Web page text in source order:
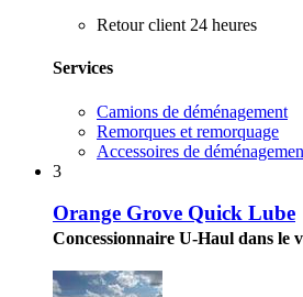
Retour client 24 heures
Services
Camions de déménagement
Remorques et remorquage
Accessoires de
3
Orange Grove Quick Lube
Concessionnaire U-Haul dans le